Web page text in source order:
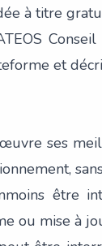
à titre
et
œuvre ses
ou mise à